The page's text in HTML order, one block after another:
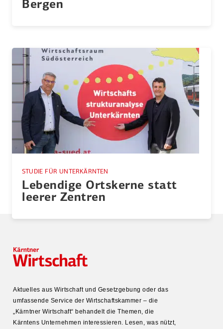
Bergen
STUDIE FÜR UNTERKÄRNTEN
Lebendige Ortskerne statt
leerer Zentren
Aktuelles aus Wirtschaft und Gesetz­gebung oder das
umfas­sende Service der Wirtschafts­kammer – die
„Kärntner Wirtschaft“ behandelt die Themen, die
Kärntens Unter­nehmen inter­es­sieren. Lesen, was nützt,